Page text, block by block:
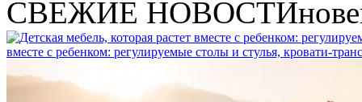
СВЕЖИЕ НОВОСТИ
вместе с ребенком: регулируемые столы и стулья, кровати-